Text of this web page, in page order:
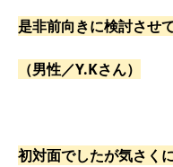
是非前向きに検討させ
（男性／Y.Kさん）
初対面でしたが気さく